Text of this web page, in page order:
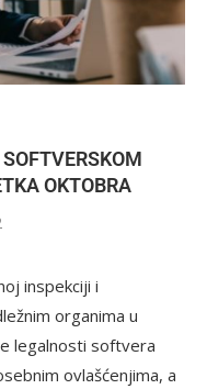
OKTOBRA
inspekciji i
organima u
legalnosti softvera
ovlašćenjima, a